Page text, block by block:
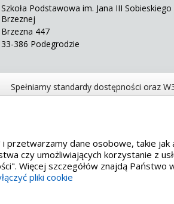
Szkoła Podstawowa im. Jana III Sobieskiego
Brzeznej
Brzezna 447
33-386 Podegrodzie
Spełniamy standardy dostępności oraz
dane osobowe, takie
czy umożliwiających korzystanie z
Więcej szczegółów znajdą Państwo
pliki cookie